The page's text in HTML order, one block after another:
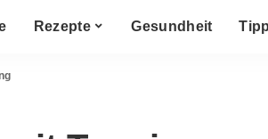
Rezepte Gesundheit